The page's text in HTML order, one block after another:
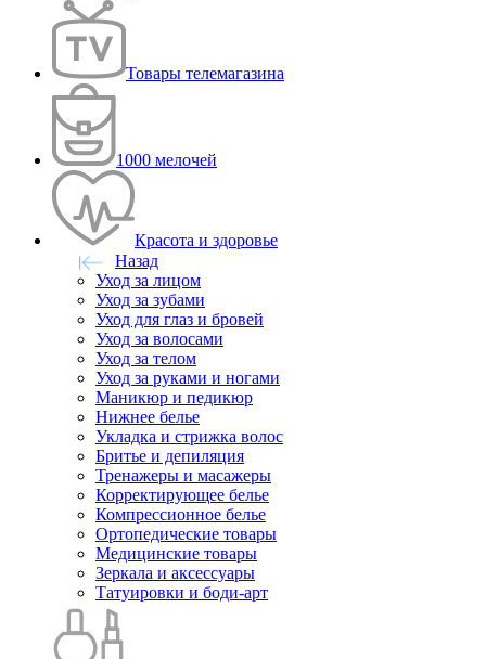
Товары телемагазина
1000 мелочей
Красота и здоровье
Назад
Уход за лицом
Уход за зубами
Уход для глаз и бровей
Уход за волосами
Уход за телом
Уход за руками и ногами
Маникюр и педикюр
Нижнее белье
Укладка и стрижка волос
Бритье и депиляция
Тренажеры и масажеры
Корректирующее белье
Компрессионное белье
Ортопедические товары
Медицинские товары
Зеркала и аксессуары
Татуировки и боди-арт